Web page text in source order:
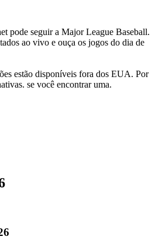
pode seguir a Major League Baseball.
ao vivo e ouça os jogos do dia de
estão disponíveis fora dos EUA. Por
se você encontrar uma.